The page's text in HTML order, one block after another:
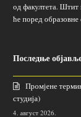
од факултета. Штит
ће поред образовне
Последње
Промјене
студија)
4. август 2026.